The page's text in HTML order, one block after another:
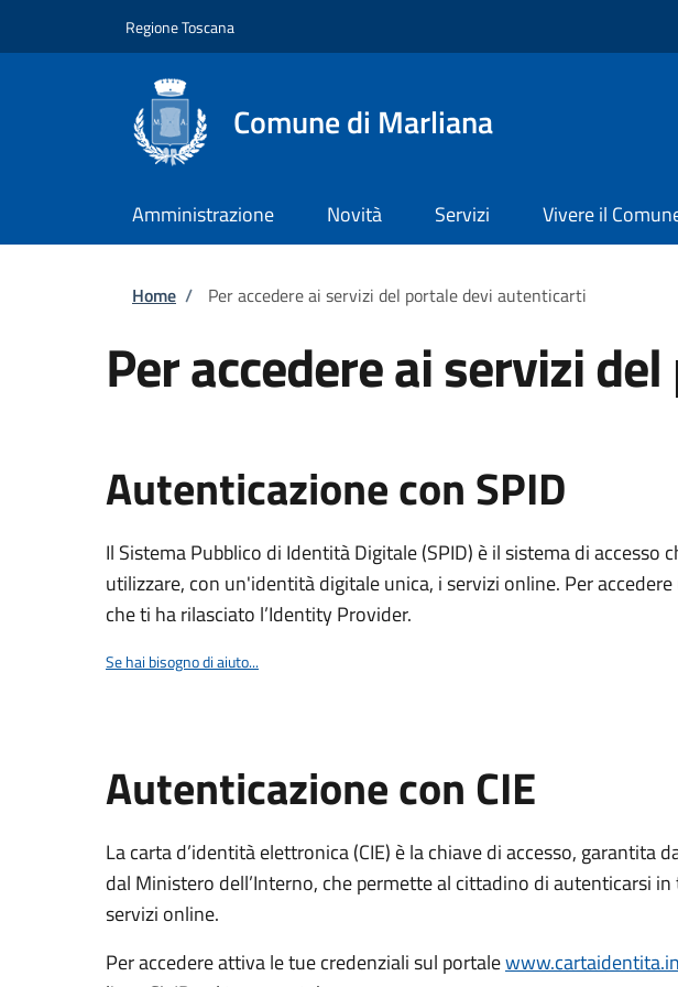
Regione Toscana
Comune di Marliana
Amministrazione Novità Servizi Vivere il
Briciole di pane
Home / Per accedere ai servizi del portale devi autenticarti
Per accedere ai servizi
Autenticazione con SPID
Il Sistema Pubblico di Identità Digitale (SPID) è il sistema di accesso
utilizzare, con un'identità digitale unica, i servizi online. Per
che ti ha rilasciato l’Identity Provider.
Se hai bisogno di aiuto...
Autenticazione con CIE
La carta d’identità elettronica (CIE) è la chiave di accesso, garantita
dal Ministero dell’Interno, che permette al cittadino di autenticarsi
servizi online.
Per accedere attiva le tue credenziali sul portale